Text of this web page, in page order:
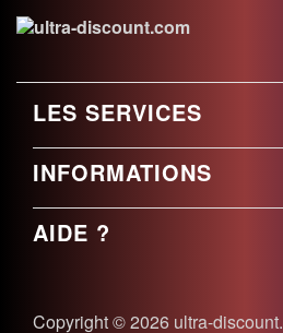
LES SERVICES
INFORMATIONS
AIDE ?
Copyright © 2026 ultra-